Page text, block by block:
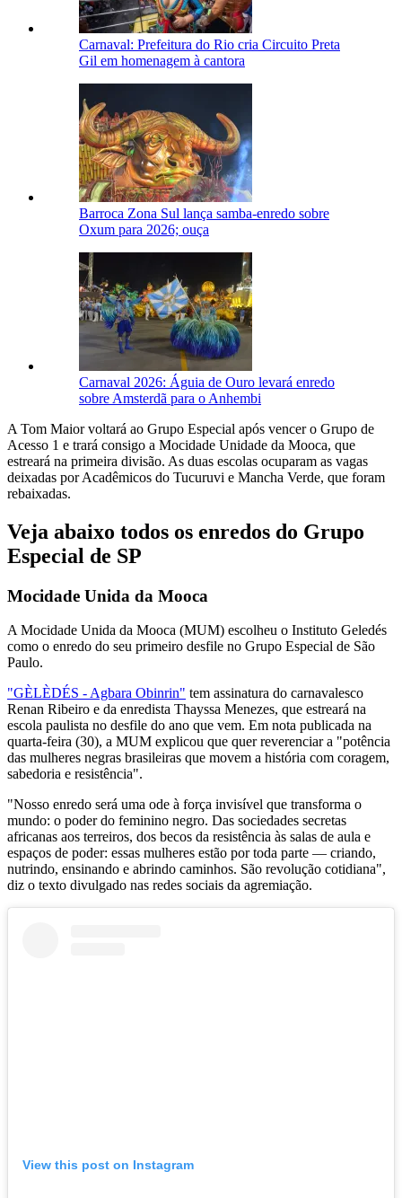
Carnaval: Prefeitura do Rio cria Circuito Preta
Gil em homenagem à cantora
Barroca Zona Sul lança samba-enredo sobre
Oxum para 2026; ouça
Carnaval 2026: Águia de Ouro levará enredo
sobre Amsterdã para o Anhembi
A Tom Maior voltará ao Grupo Especial após vencer o Grupo de
Acesso 1 e trará consigo a Mocidade Unidade da Mooca, que
estreará na primeira divisão. As duas escolas ocuparam as vagas
deixadas por Acadêmicos do Tucuruvi e Mancha Verde, que foram
rebaixadas.
Veja abaixo todos os enredos do Grupo
Especial de SP
Mocidade Unida da Mooca
A Mocidade Unida da Mooca (MUM) escolheu o Instituto Geledés
como o enredo do seu primeiro desfile no Grupo Especial de São
Paulo.
"GÈLÈDÉS - Agbara Obinrin" tem assinatura do carnavalesco
Renan Ribeiro e da enredista Thayssa Menezes, que estreará na
escola paulista no desfile do ano que vem. Em nota publicada na
quarta-feira (30), a MUM explicou que quer reverenciar a "potência
das mulheres negras brasileiras que movem a história com coragem,
sabedoria e resistência".
"Nosso enredo será uma ode à força invisível que transforma o
mundo: o poder do feminino negro. Das sociedades secretas
africanas aos terreiros, dos becos da resistência às salas de aula e
espaços de poder: essas mulheres estão por toda parte — criando,
nutrindo, ensinando e abrindo caminhos. São revolução cotidiana",
diz o texto divulgado nas redes sociais da agremiação.
View this post on Instagram